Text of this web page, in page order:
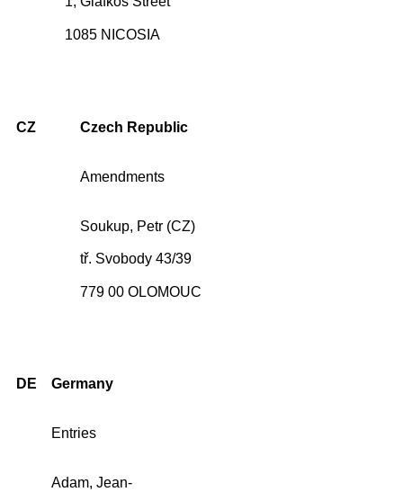
1085 NICOSIA
CZ Czech Republic
Amendments
Soukup, Petr (CZ)
tř. Svobody 43/39
779 00 OLOMOUC
DE Germany
Entries
Adam, Jean-